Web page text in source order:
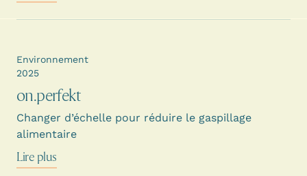
on.perfekt
Changer d’échelle pour réduire le gaspillage
alimentaire
Environnement
2025
Lire plus